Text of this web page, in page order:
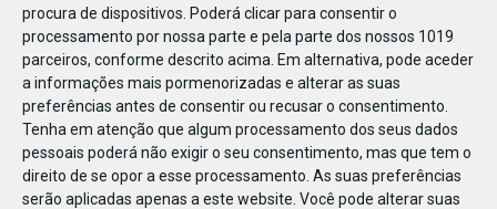
procura de dispositivos. Poderá clicar para consentir o
processamento por nossa parte e pela parte dos nossos 1019
parceiros, conforme descrito acima. Em alternativa, pode aceder
a informações mais pormenorizadas e alterar as suas
preferências antes de consentir ou recusar o consentimento.
Tenha em atenção que algum processamento dos seus dados
pessoais poderá não exigir o seu consentimento, mas que tem o
direito de se opor a esse processamento. As suas preferências
serão aplicadas apenas a este website. Você pode alterar suas
1096611892877088